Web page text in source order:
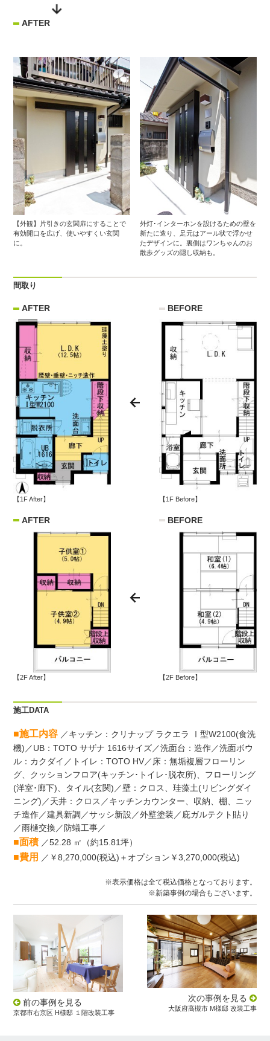
AFTER
【外観】片引きの玄関扉にすることで
有効開口を広げ、使いやすくい玄関
に。
外灯･インターホンを設けるための壁を
新たに造り、足元はアール状で浮かせ
たデザインに。裏側はワンちゃんのお
散歩グッズの隠し収納も。
間取り
BEFORE
【1F Before】
AFTER
【1F After】
BEFORE
【2F Before】
AFTER
【2F After】
施工DATA
■施工内容 ／キッチン：クリナップ ラクエラ Ⅰ型W2100(食洗
機)／UB：TOTO サザナ 1616サイズ／洗面台：造作／洗面ボウ
ル：カクダイ／トイレ：TOTO HV／床：無垢複層フローリン
グ、クッションフロア(キッチン･トイレ･脱衣所)、フローリング
(洋室･廊下)、タイル(玄関)／壁：クロス、珪藻土(リビングダイ
ニング)／天井：クロス／キッチンカウンター、収納、棚、ニッ
チ造作／建具新調／サッシ新設／外壁塗装／庇ガルテクト貼り
／雨樋交換／防蟻工事／
■面積 ／52.28 ㎡（約15.81坪）
■費用 ／￥8,270,000(税込)＋オプション￥3,270,000(税込)
※表示価格は全て税込価格となっております。
※新築事例の場合もございます。
前の事例を見る
京都市右京区 H様邸 １階改装工事
次の事例を見る
大阪府高槻市 M様邸 改装工事